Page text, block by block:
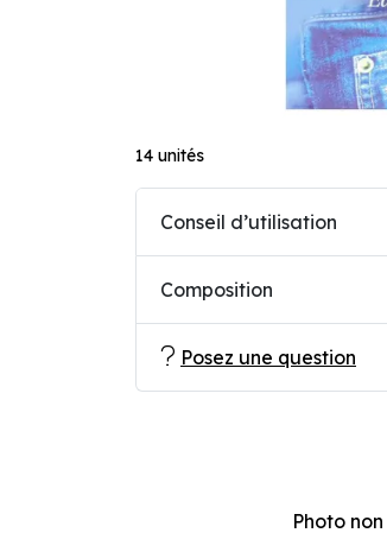
14 unités
Conseil d’utilisation
Composition
Posez une question
Photo